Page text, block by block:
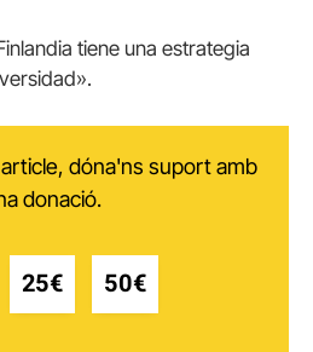
tiene una estrategia
dóna'ns suport amb
donació.
25€ 50€